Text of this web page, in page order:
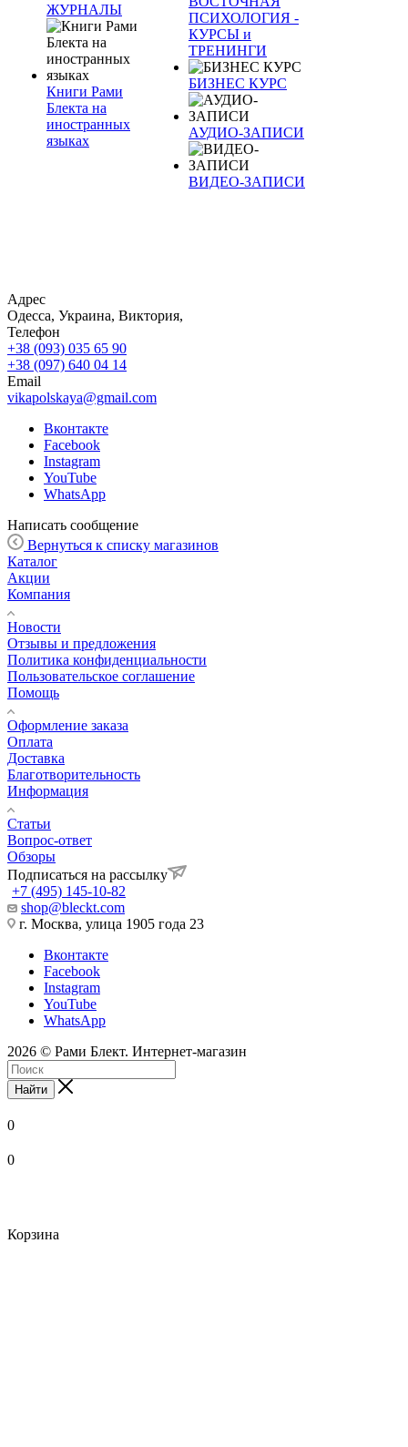
ЖУРНАЛЫ
Книги Рами
Блекта на
иностранных
языках
ПСИХОЛОГИЯ -
КУРСЫ и
ТРЕНИНГИ
БИЗНЕС КУРС
АУДИО-ЗАПИСИ
ВИДЕО-ЗАПИСИ
Адрес
Одесса, Украина, Виктория,
Телефон
+38 (093) 035 65 90
+38 (097) 640 04 14
Email
vikapolskaya@gmail.com
Вконтакте
Facebook
Instagram
YouTube
WhatsApp
Написать сообщение
Вернуться к списку магазинов
Каталог
Акции
Компания
Новости
Отзывы и предложения
Политика конфиденциальности
Пользовательское соглашение
Помощь
Оформление заказа
Оплата
Доставка
Благотворительность
Информация
Статьи
Вопрос-ответ
Обзоры
Подписаться на рассылку
+7 (495) 145-10-82
shop@bleckt.com
г. Москва, улица 1905 года 23
Вконтакте
Facebook
Instagram
YouTube
WhatsApp
2026 © Рами Блект. Интернет-магазин
Найти
0
0
Корзина